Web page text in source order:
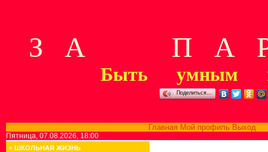
З А П А Р
Быть умным
Поделиться…
Главная Мой профиль Выход
Пятница, 07.08.2026, 18:00
» ШКОЛЬНАЯ ЖИЗНЬ